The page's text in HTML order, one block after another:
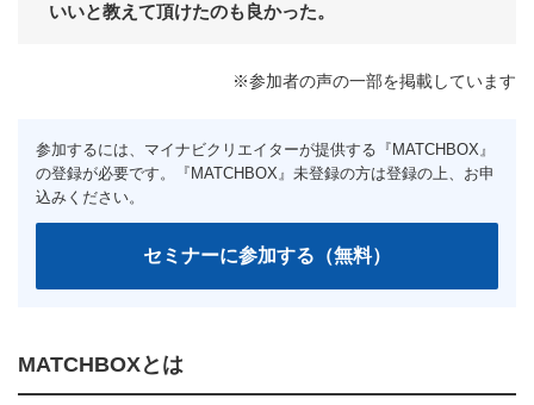
いいと教えて頂けたのも良かった。
※参加者の声の一部を掲載しています
MATCHBOXとは